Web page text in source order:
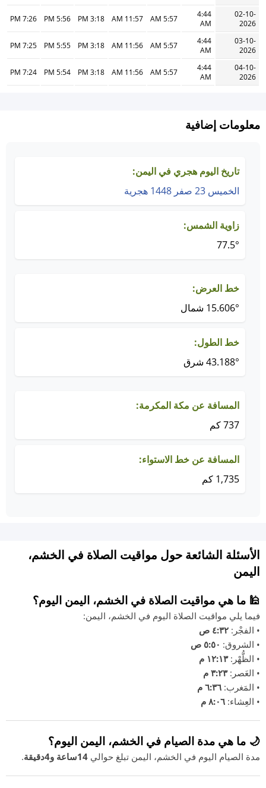
02-10-
2026
4:44
AM
5:57 AM
11:57 AM
3:18 PM
5:56 PM
7:26 PM
03-10-
2026
4:44
AM
5:57 AM
11:56 AM
3:18 PM
5:55 PM
7:25 PM
04-10-
2026
4:44
AM
5:57 AM
11:56 AM
3:18 PM
5:54 PM
7:24 PM
معلومات إضافية
تاريخ اليوم هجري في اليمن:
الخميس 23 صفر 1448 هجرية
زاوية الشمس:
77.5°
خط العرض:
15.606° شمال
خط الطول:
43.188° شرق
المسافة عن مكة المكرمة:
737 كم
المسافة عن خط الاستواء:
1,735 كم
الأسئلة الشائعة حول مواقيت الصلاة في الخشم،
اليمن
🕌 ما هي مواقيت الصلاة في الخشم، اليمن اليوم؟
فيما يلي مواقيت الصلاة اليوم في الخشم، اليمن:
• الفجْر: ٤:٣٢ ص
• الشروق: ٥:٥٠ ص
• الظُّهْر:١٢:١٣ م
• العَصر:٣:٢٣ م
• المَغرب: ٦:٣٦ م
• العِشاء: ٨:٠٦ م
🌙 ما هي مدة الصيام في الخشم، اليمن اليوم؟
مدة الصيام اليوم في الخشم، اليمن تبلغ حوالي 14ساعة و4دقيقة .